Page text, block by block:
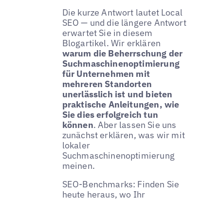
Die kurze Antwort lautet Local
SEO — und die längere Antwort
erwartet Sie in diesem
Blogartikel. Wir erklären
warum die Beherrschung der
Suchmaschinenoptimierung
für Unternehmen mit
mehreren Standorten
unerlässlich ist und bieten
praktische Anleitungen, wie
Sie dies erfolgreich tun
können. Aber lassen Sie uns
zunächst erklären, was wir mit
lokaler
Suchmaschinenoptimierung
meinen.
SEO-Benchmarks: Finden Sie
heute heraus, wo Ihr